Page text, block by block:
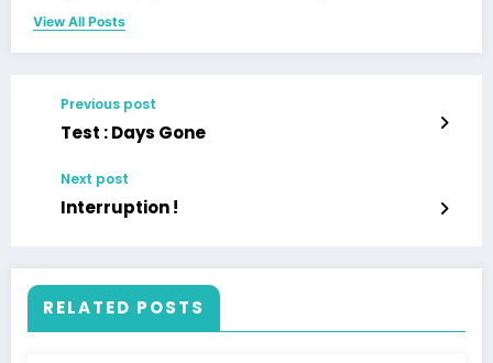
View All Posts
Previous post
Test : Days Gone
Next post
Interruption !
RELATED POSTS